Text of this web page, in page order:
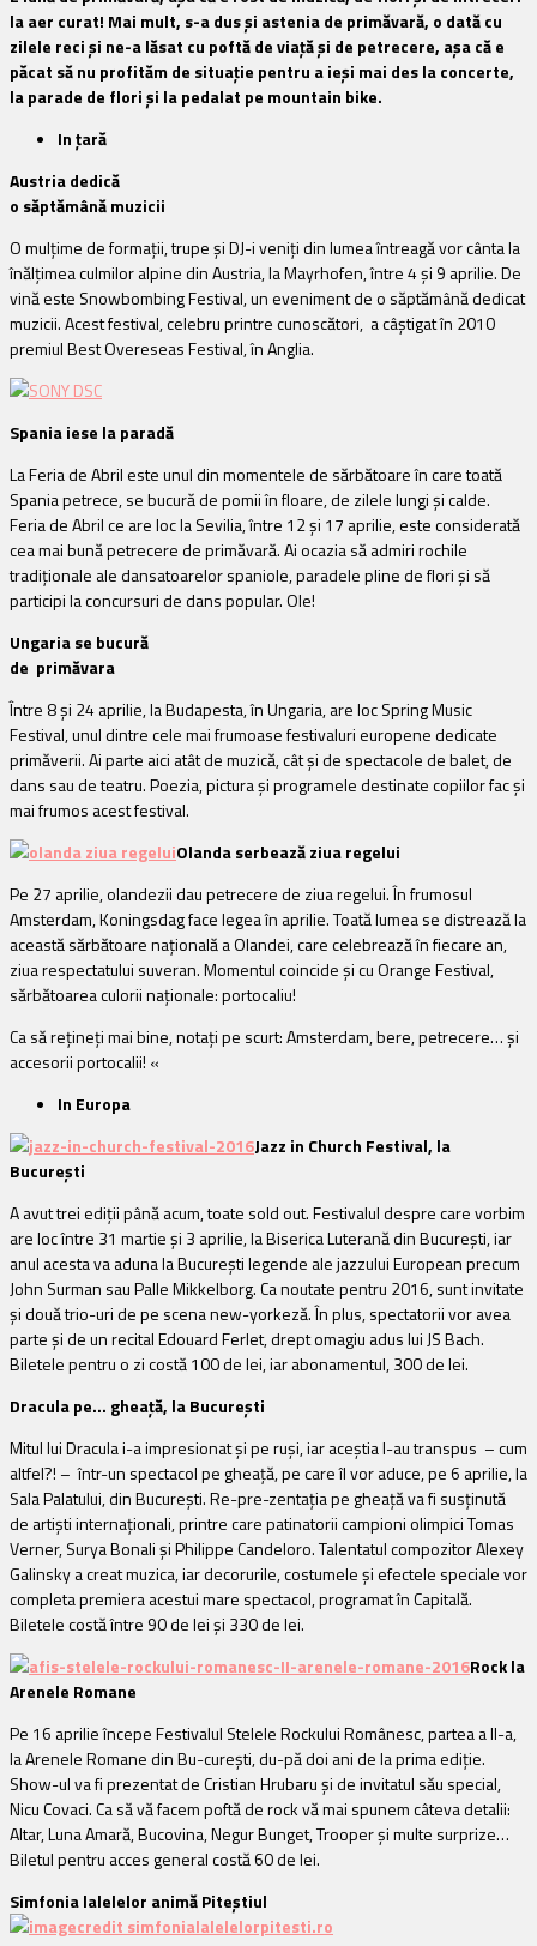
la aer curat! Mai mult, s-a dus și astenia de primăvară, o dată cu
zilele reci și ne-a lăsat cu poftă de viață și de petrecere, așa că e
păcat să nu profităm de situație pentru a ieși mai des la concerte,
la parade de flori și la pedalat pe mountain bike.
In țară
Austria dedică
o săptămână muzicii
O mulțime de formații, trupe și DJ-i veniți din lumea întreagă vor cânta la
înălțimea culmilor alpine din Austria, la Mayrhofen, între 4 și 9 aprilie. De
vină este Snowbombing Festival, un eveniment de o săptămână dedicat
muzicii. Acest festival, celebru printre cunoscători, a câștigat în 2010
premiul Best Overeseas Festival, în Anglia.
Spania iese la paradă
La Feria de Abril este unul din momentele de sărbătoare în care toată
Spania petrece, se bucură de pomii în floare, de zilele lungi și calde.
Feria de Abril ce are loc la Sevilia, între 12 și 17 aprilie, este considerată
cea mai bună petrecere de primăvară. Ai ocazia să admiri rochile
tradiționale ale dansatoarelor spaniole, paradele pline de flori și să
participi la concursuri de dans popular. Ole!
Ungaria se bucură
de primăvara
Între 8 și 24 aprilie, la Budapesta, în Ungaria, are loc Spring Music
Festival, unul dintre cele mai frumoase festivaluri europene dedicate
primăverii. Ai parte aici atât de muzică, cât și de spectacole de balet, de
dans sau de teatru. Poezia, pictura și programele destinate copiilor fac și
mai frumos acest festival.
Olanda serbează ziua regelui
Pe 27 aprilie, olandezii dau petrecere de ziua regelui. În frumosul
Amsterdam, Koningsdag face legea în aprilie. Toată lumea se distrează la
această sărbătoare națională a Olandei, care celebrează în fiecare an,
ziua respectatului suveran. Momentul coincide și cu Orange Festival,
sărbătoarea culorii naționale: portocaliu!
Ca să rețineți mai bine, notați pe scurt: Amsterdam, bere, petrecere… și
accesorii portocalii! «
In Europa
Jazz in Church Festival, la
București
A avut trei ediții până acum, toate sold out. Festivalul despre care vorbim
are loc între 31 martie și 3 aprilie, la Biserica Luterană din București, iar
anul acesta va aduna la București legende ale jazzului European precum
John Surman sau Palle Mikkelborg. Ca noutate pentru 2016, sunt invitate
și două trio-uri de pe scena new-yorkeză. În plus, spectatorii vor avea
parte și de un recital Edouard Ferlet, drept omagiu adus lui JS Bach.
Biletele pentru o zi costă 100 de lei, iar abonamentul, 300 de lei.
Dracula pe… gheață, la București
Mitul lui Dracula i-a impresionat și pe ruși, iar aceștia l-au transpus – cum
altfel?! – într-un spectacol pe gheață, pe care îl vor aduce, pe 6 aprilie, la
Sala Palatului, din București. Re-pre-zentația pe gheață va fi susținută
de artiști internaționali, printre care patinatorii campioni olimpici Tomas
Verner, Surya Bonali și Philippe Candeloro. Talentatul compozitor Alexey
Galinsky a creat muzica, iar decorurile, costumele și efectele speciale vor
completa premiera acestui mare spectacol, programat în Capitală.
Biletele costă între 90 de lei și 330 de lei.
Rock la
Arenele Romane
Pe 16 aprilie începe Festivalul Stelele Rockului Românesc, partea a II-a,
la Arenele Romane din Bu-curești, du-pă doi ani de la prima ediție.
Show-ul va fi prezentat de Cristian Hrubaru și de invitatul său special,
Nicu Covaci. Ca să vă facem poftă de rock vă mai spunem câteva detalii:
Altar, Luna Amară, Bucovina, Negur Bunget, Trooper și multe surprize…
Biletul pentru acces general costă 60 de lei.
Simfonia lalelelor animă Piteștiul